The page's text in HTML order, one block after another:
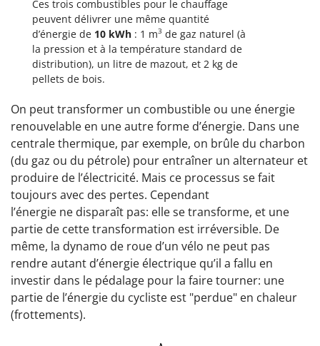
Ces trois combustibles pour le chauffage
peuvent délivrer une même quantité
d’énergie de 10 kWh : 1 m3 de gaz naturel (à
la pression et à la température standard de
distribution), un litre de mazout, et 2 kg de
pellets de bois.
On peut transformer un combustible ou une énergie
renouvelable en une autre forme d’énergie. Dans une
centrale thermique, par exemple, on brûle du charbon
(du gaz ou du pétrole) pour entraîner un alternateur et
produire de l’électricité. Mais ce processus se fait
toujours avec des pertes. Cependant
l’énergie ne disparaît pas: elle se transforme, et une
partie de cette transformation est irréversible. De
même, la dynamo de roue d’un vélo ne peut pas
rendre autant d’énergie électrique qu’il a fallu en
investir dans le pédalage pour la faire tourner: une
partie de l’énergie du cycliste est "perdue" en chaleur
(frottements).